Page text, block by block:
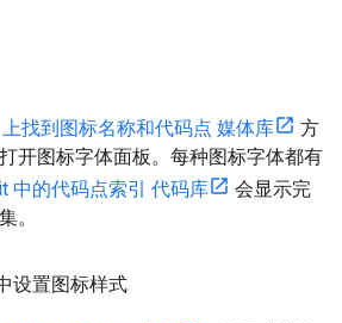
找到图标名称和代码点 媒体库
方
开图标字体面板。每种图标字体都有
中的代码点索引 代码库
会显示完
。
设置图标样式